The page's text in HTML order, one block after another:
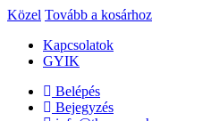
Közel Tovább a kosárhoz
Kapcsolatok
GYIK
Belépés
Bejegyzés